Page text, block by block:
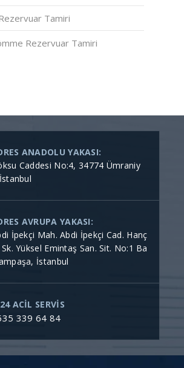
Tamiri
Rezervuar Tamiri
ANADOLU YAKASI:
Caddesi No:4, 34774 Ümraniy
AVRUPA YAKASI:
İpekçi Mah. Abdi İpekçi Cad. Hanç
Yüksel Emintaş San. Sit. No:1 Ba
İstanbul
ACİL SERVİS
339 64 84